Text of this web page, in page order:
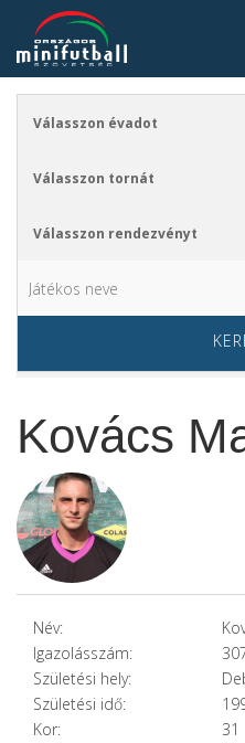
Kovács
Név:
Igazolásszám:
Születési hely:
Születési idő:
Kor:
31